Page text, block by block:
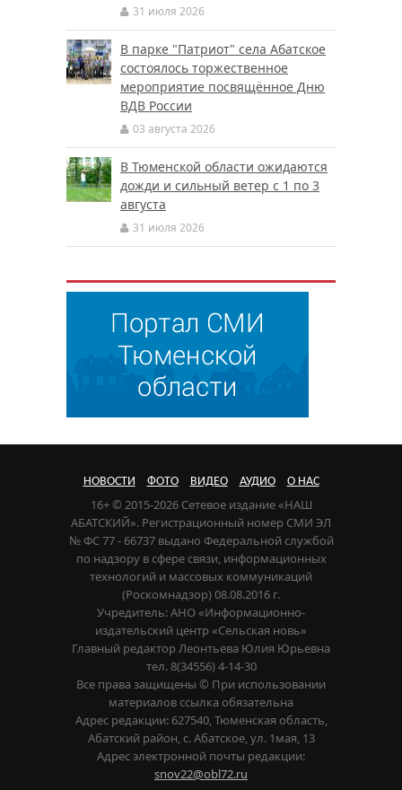
31 июля 2026
В парке "Патриот" села Абатское
состоялось торжественное
мероприятие посвящённое Дню
ВДВ России
03 августа 2026
В Тюменской области ожидаются
дожди и сильный ветер с 1 по 3
августа
31 июля 2026
НОВОСТИ ФОТО ВИДЕО АУДИО О НАС
16+ © 2015-2026 Сетевое издание «НАШ
АБАТСКИЙ». Регистрационный номер СМИ ЭЛ
№ ФС 77 - 66737 выдано Федеральной службой
по надзору в сфере связи, информационных
технологий и массовых коммуникаций
(Роскомнадзор) 08.08.2016 г.
Учредитель: АНО «Информационно-
издательский центр «Сельская новь»
Главный редактор Леонтьева Юлия Юрьевна
тел. 8(34556) 4-14-30
Все права защищены © При использовании
материалов ссылка обязательна
Адрес редакции: 627540, Тюменская область,
Абатский район, с. Абатское, ул. 1мая, 13
Адрес электронной почты редакции:
snov22@obl72.ru